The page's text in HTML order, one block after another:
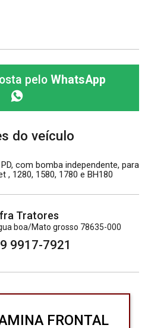
pelo WhatsApp
do veículo
com bomba independente, para
, 1280, 1580, 1780 e BH180
Tratores
boa/Mato grosso 78635-000
9917-7921
FRONTAL